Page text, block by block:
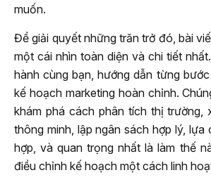
muốn.
Để giải quyết những trăn trở đó, bài
một cái nhìn toàn diện và chi tiết
hành cùng bạn, hướng dẫn từng
kế hoạch marketing hoàn chỉnh.
khám phá cách phân tích thị trường,
thông minh, lập ngân sách hợp lý,
hợp, và quan trọng nhất là làm thế
điều chỉnh kế hoạch một cách linh